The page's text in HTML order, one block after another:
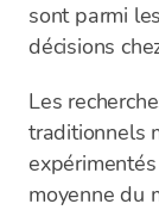
sont parmi
décisions
Les
traditionnels
moyenne du